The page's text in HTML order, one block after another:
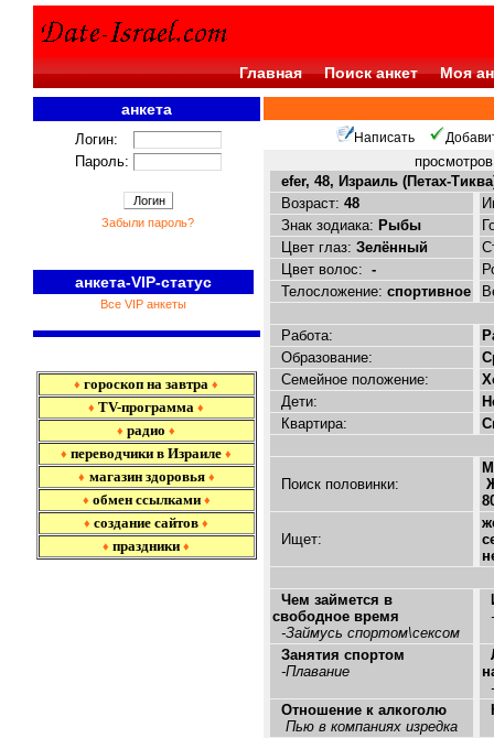
Главная Поиск анкет Моя
анкета
Логин:
Пароль:
Забыли пароль?
анкета-VIP-статус
Все VIP анкеты
♦ гороскоп на завтра ♦
♦ TV-программа ♦
♦ радио ♦
♦ переводчики в Израиле ♦
♦ магазин здоровья ♦
♦ обмен ссылками ♦
♦ создание сайтов ♦
♦ праздники ♦
Написать
efer, 48, Израиль (Петах-
Возраст: 48
Знак зодиака: Рыбы
Цвет глаз: Зелённый
Цвет волос: -
Телосложение: спортивное
Работа:
Образование:
Семейное положение:
Дети:
Квартира:
Поиск половинки:
Ищет:
Чем займется в
свободное время
-Займусь спортом\сексом
Занятия спортом
-Плавание
Отношение к алкоголю
Пью в компаниях изредка